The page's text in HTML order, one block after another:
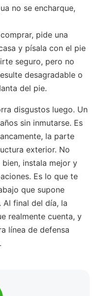
no se encharque,
pide una
y písala con el pie
seguro, pero no
desagradable o
del pie.
disgustos luego. Un
sin inmutarse. Es
la parte
exterior. No
instala mejor y
Es lo que te
que supone
Al final del día, la
realmente cuenta, y
línea de defensa